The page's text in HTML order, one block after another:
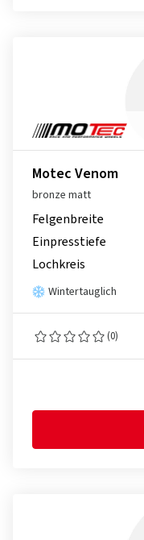
Motec Venom
bronze matt
Felgenbreite
Einpresstiefe
Lochkreis
Wintertauglich
(0)